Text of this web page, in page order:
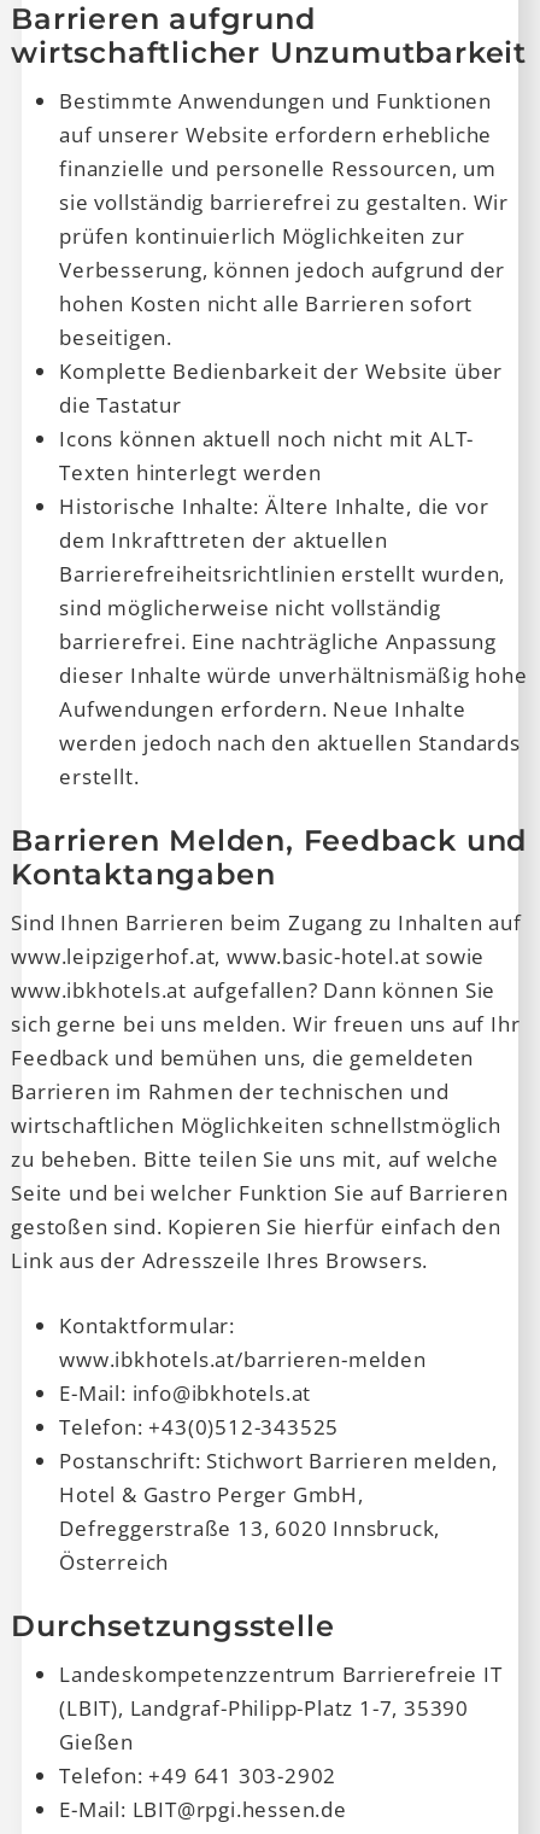
Leipziger Hof
Basic Hotel Innsbruck
Gutscheine
Jobs & Karriere
Barrieren aufgrund
wirtschaftlicher Unzumutbarkeit
Bestimmte Anwendungen und Funktionen
auf unserer Website erfordern erhebliche
finanzielle und personelle Ressourcen, um
sie vollständig barrierefrei zu gestalten. Wir
prüfen kontinuierlich Möglichkeiten zur
Verbesserung, können jedoch aufgrund der
hohen Kosten nicht alle Barrieren sofort
beseitigen.
Komplette Bedienbarkeit der Website über
die Tastatur
Icons können aktuell noch nicht mit ALT-
Texten hinterlegt werden
Historische Inhalte: Ältere Inhalte, die vor
dem Inkrafttreten der aktuellen
Barrierefreiheitsrichtlinien erstellt wurden,
sind möglicherweise nicht vollständig
barrierefrei. Eine nachträgliche Anpassung
dieser Inhalte würde unverhältnismäßig hohe
Aufwendungen erfordern. Neue Inhalte
werden jedoch nach den aktuellen Standards
erstellt.
Barrieren Melden, Feedback und
Kontaktangaben
Sind Ihnen Barrieren beim Zugang zu Inhalten auf
www.leipzigerhof.at, www.basic-hotel.at sowie
www.ibkhotels.at aufgefallen? Dann können Sie
sich gerne bei uns melden. Wir freuen uns auf Ihr
Feedback und bemühen uns, die gemeldeten
Barrieren im Rahmen der technischen und
wirtschaftlichen Möglichkeiten schnellstmöglich
zu beheben. Bitte teilen Sie uns mit, auf welche
Seite und bei welcher Funktion Sie auf Barrieren
gestoßen sind. Kopieren Sie hierfür einfach den
Link aus der Adresszeile Ihres Browsers.
Kontaktformular:
www.ibkhotels.at/barrieren-melden
E-Mail: info@ibkhotels.at
Telefon: +43(0)512-343525
Postanschrift: Stichwort Barrieren melden,
Hotel & Gastro Perger GmbH,
Defreggerstraße 13, 6020 Innsbruck,
Österreich
Durchsetzungsstelle
Landeskompetenzzentrum Barrierefreie IT
(LBIT), Landgraf-Philipp-Platz 1-7, 35390
Gießen
Telefon: +49 641 303-2902
E-Mail: LBIT@rpgi.hessen.de